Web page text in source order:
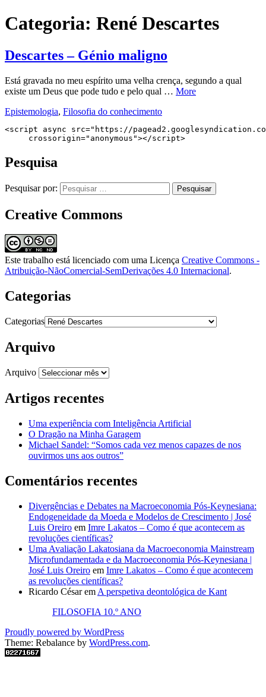
Categoria: René Descartes
Descartes – Génio maligno
Está gravada no meu espírito uma velha crença, segundo a qual
existe um Deus que pode tudo e pelo qual … More
Epistemologia, Filosofia do conhecimento
<script async src="https://
     crossorigin="anonymous"></script>
Pesquisa
Pesquisar por:
Creative Commons
Este trabalho está licenciado com uma Licença Creative Commons -
Atribuição-NãoComercial-SemDerivações 4.0 Internacional.
Categorias
Categorias
Arquivo
Arquivo
Artigos recentes
Uma experiência com Inteligência Artificial
O Dragão na Minha Garagem
Michael Sandel: “Somos cada vez menos capazes de nos
ouvirmos uns aos outros”
Comentários recentes
Divergências e Debates na Macroeconomia Pós-Keynesiana:
Endogeneidade da Moeda e Modelos de Crescimento | José
Luis Oreiro em Imre Lakatos – Como é que acontecem as
revoluções científicas?
Uma Avaliação Lakatosiana da Macroeconomia Mainstream
Microfundamentada e da Macroeconomia Pós-Keynesiana |
José Luis Oreiro em Imre Lakatos – Como é que acontecem
as revoluções científicas?
Ricardo Césarem A perspetiva deontológica de Kant
FILOSOFIA 10.º ANO
Proudly powered by WordPress
Theme: Rebalance by WordPress.com.